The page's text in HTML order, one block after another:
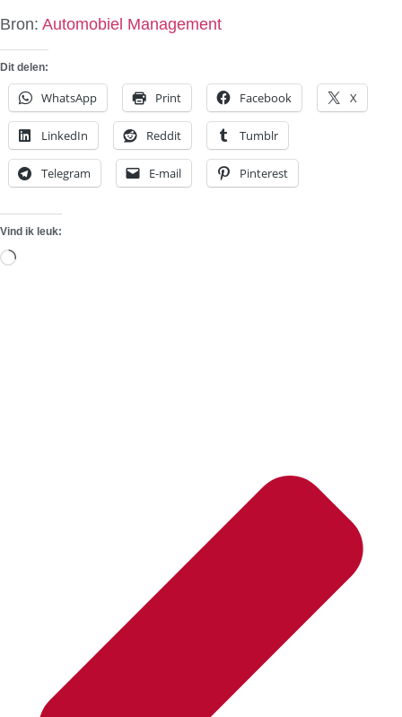
Bron: Automobiel Management
Dit delen:
WhatsApp Print Facebook X
LinkedIn Reddit Tumblr
Telegram E-mail Pinterest
Vind ik leuk:
Aan